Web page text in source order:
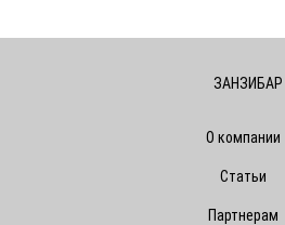
ЗАНЗИБАР
О компании
Статьи
Партнерам